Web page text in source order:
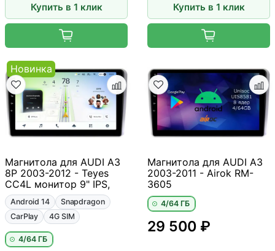
Купить в 1 клик Купить в 1 клик
Новинка
Магнитола для AUDI A3
8P 2003-2012 - Teyes
CC4L монитор 9" IPS,
Android 14
Snapdragon
CarPlay
4G SIM
4/64 ГБ
Магнитола для AUDI A3
2003-2011 - Airok RM-
3605
4/64 ГБ
29 500 ₽